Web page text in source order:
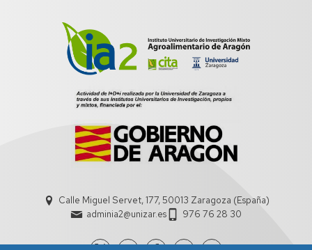
Calle Miguel Servet, 177, 50013 Zaragoza (España)
adminia2@unizar.es
976 76 28 30